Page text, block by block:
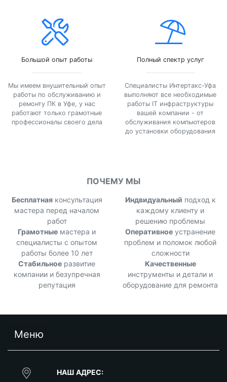
Большой опыт работы
Мы имеем внушительный опыт
работы по обслуживанию и
ремонту ПК в Уфе, у нас
работают только грамотные
профессионалы своего дела
Полный спектр услуг
Специалисты Интертакс-Уфа
выполняют все необходимые
работы IT инфраструктуры
вашей компании - от
обслуживания компьютеров
до установки оборудования
ПОЧЕМУ МЫ
Бесплатнаяконсультация
мастера перед началом
работ
Индвидуальный подход к
каждому клиенту и
решению проблемы
Грамотные мастера и
специалисты с опытом
работы более 10 лет
Оперативное устранение
проблем и поломок любой
сложности
Стабильное развитие
компании и безупречная
репутация
Качественные
инструменты и детали и
оборудование для ремонта
Меню
НАШ АДРЕС: